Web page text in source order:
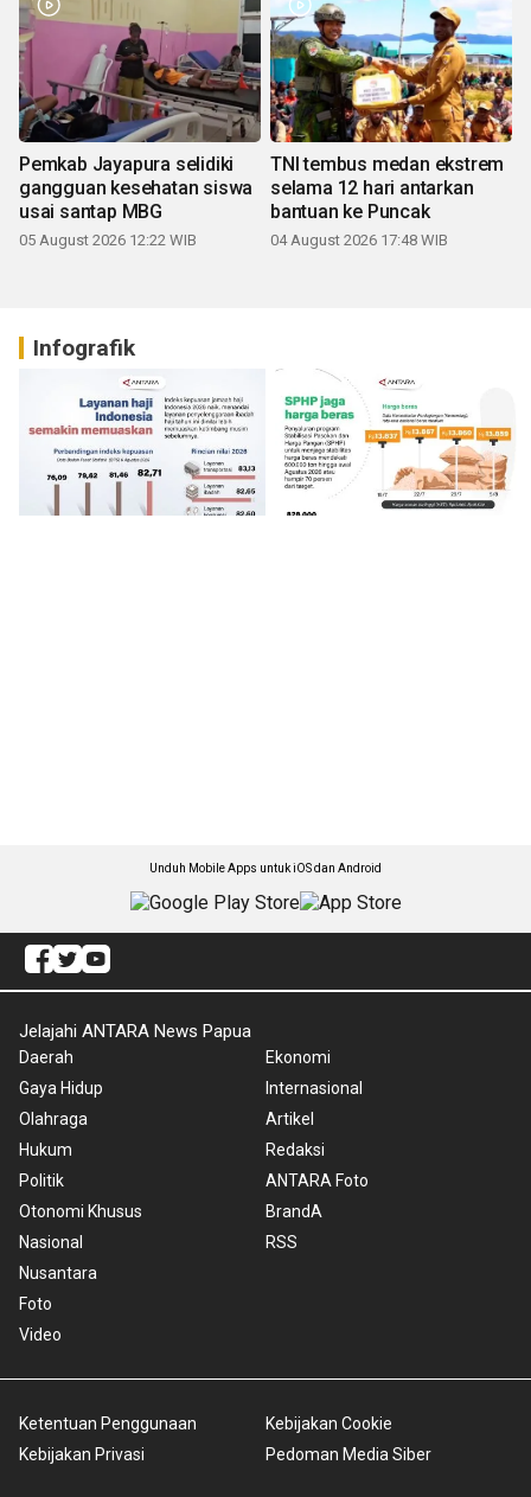
Pemkab Jayapura selidiki
gangguan kesehatan siswa
usai santap MBG
05 August 2026 12:22 WIB
TNI tembus medan ekstrem
selama 12 hari antarkan
bantuan ke Puncak
04 August 2026 17:48 WIB
Infografik
Unduh Mobile Apps untuk iOS dan Android
Jelajahi ANTARA News Papua
Daerah
Gaya Hidup
Olahraga
Hukum
Politik
Otonomi Khusus
Nasional
Nusantara
Foto
Video
Ekonomi
Internasional
Artikel
Redaksi
ANTARA Foto
BrandA
RSS
Ketentuan Penggunaan
Kebijakan Privasi
Kebijakan Cookie
Pedoman Media Siber